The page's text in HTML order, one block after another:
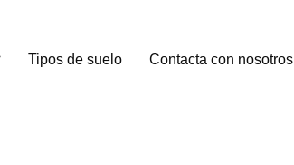
Tipos de suelo Contacta con nosotros